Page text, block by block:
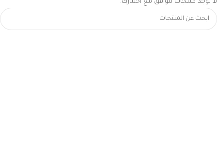
لا توجد منتجات تتوافق مع اختيارك.